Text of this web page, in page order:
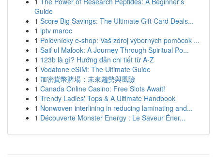
Guide
1 Score Big Savings: The Ultimate Gift Card Deals...
1 iptv maroc
1 Poľovnícky e-shop: Vaš zdroj výborných pomôcok ...
1 Saif ul Malook: A Journey Through Spiritual Po...
1 123b là gì? Hướng dẫn chi tiết từ A-Z
1 Vodafone eSIM: The Ultimate Guide
1 加密貨幣賭場：未來趨勢與風險
1 Canada Online Casino: Free Slots Await!
1 Trendy Ladies' Tops & A Ultimate Handbook
1 Nonwoven interlining in reducing laminating and...
1 Découverte Monster Energy : Le Saveur Éner...